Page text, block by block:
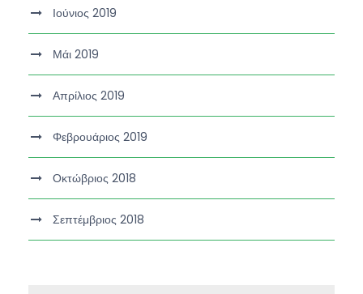
Ιούνιος 2019
Μάι 2019
Απρίλιος 2019
Φεβρουάριος 2019
Οκτώβριος 2018
Σεπτέμβριος 2018